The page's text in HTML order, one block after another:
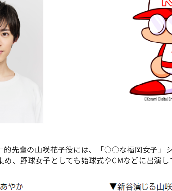
的先輩の山咲花子役には、「○○な福岡女子」
、野球女子としても始球式やCMなどに出演し